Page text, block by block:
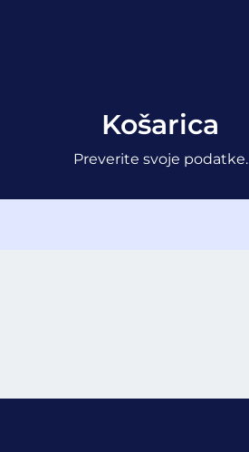
Košarica
Preverite svoje podatke.